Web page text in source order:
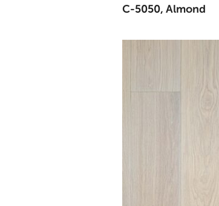
C-5050, Almond